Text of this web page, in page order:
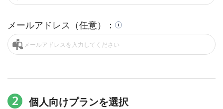
メールアドレス（任意）： i
2 個人向けプランを選択